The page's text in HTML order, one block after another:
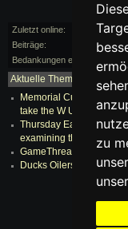
zu
Zuletzt online:
Beiträge:
Bedankungen erhalten:
Aktuelle Themen:
Memorial Cup recap
take the W Uncooked
Thursday Early morning
examining this? Vast
GameThread Vancouver
Ducks Oilers Activity 6